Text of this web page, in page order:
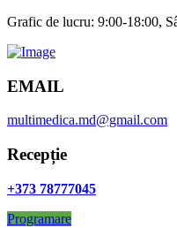
Grafic de lucru: 9:00-18:00,
EMAIL
multimedica.md@gmail.com
Recepție
+373 78777045
Programare